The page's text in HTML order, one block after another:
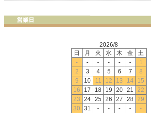
2026/8
日
月 火 水 木 金
土
-
- - - - -
1
2
3 4 5 6 7
8
9
10 11 12 13 14
15
16
17 18 19 20 21
22
23
24 25 26 27 28 29
30
31 - - - - -